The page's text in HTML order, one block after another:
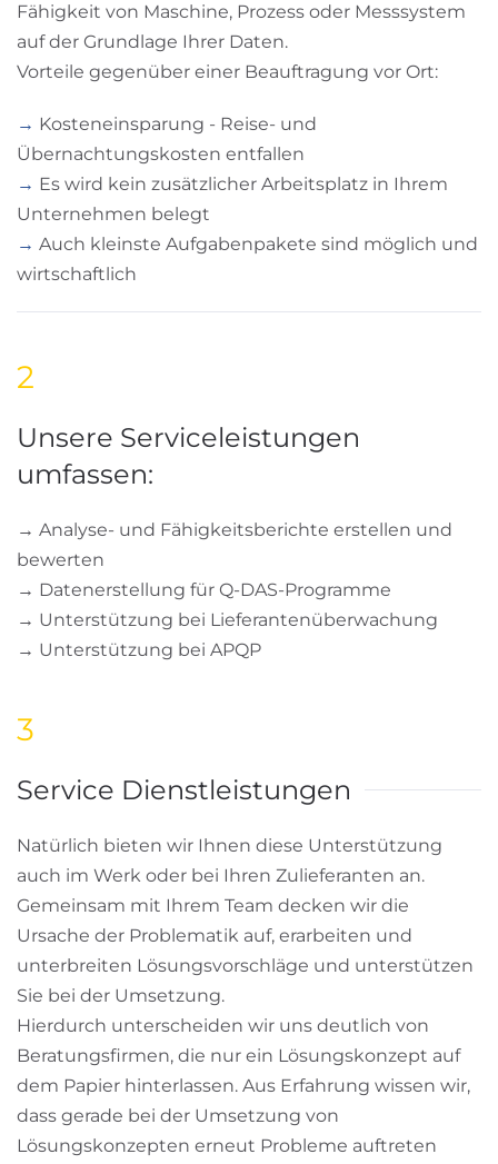
Fähigkeit von Maschine, Prozess oder Messsystem
auf der Grundlage Ihrer Daten.
Vorteile gegenüber einer Beauftragung vor Ort:
→ Kosteneinsparung - Reise- und
Übernachtungskosten entfallen
→ Es wird kein zusätzlicher Arbeitsplatz in Ihrem
Unternehmen belegt
→ Auch kleinste Aufgabenpakete sind möglich und
wirtschaftlich
2
Unsere Serviceleistungen
umfassen:
→ Analyse- und Fähigkeitsberichte erstellen und
bewerten
→ Datenerstellung für Q-DAS-Programme
→ Unterstützung bei Lieferantenüberwachung
→ Unterstützung bei APQP
3
Service Dienstleistungen
Natürlich bieten wir Ihnen diese Unterstützung
auch im Werk oder bei Ihren Zulieferanten an.
Gemeinsam mit Ihrem Team decken wir die
Ursache der Problematik auf, erarbeiten und
unterbreiten Lösungsvorschläge und unterstützen
Sie bei der Umsetzung.
Hierdurch unterscheiden wir uns deutlich von
Beratungsfirmen, die nur ein Lösungskonzept auf
dem Papier hinterlassen. Aus Erfahrung wissen wir,
dass gerade bei der Umsetzung von
Lösungskonzepten erneut Probleme auftreten